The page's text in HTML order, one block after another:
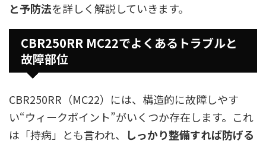
と予防法を詳しく解説していきます。
CBR250RR MC22でよくあるトラブルと
故障部位
CBR250RR（MC22）には、構造的に故障しやす
い“ウィークポイント”がいくつか存在します。これ
は「持病」とも言われ、
しっかり整備すれば防げる